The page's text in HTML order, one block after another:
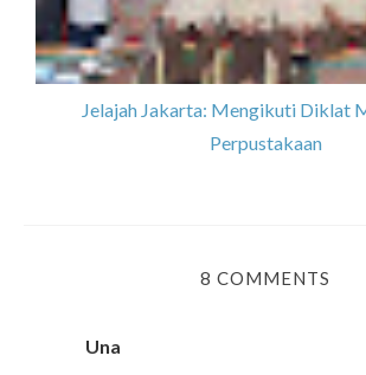
Jelajah Jakarta: Mengikuti Diklat
Perpustakaan
8 COMMENTS
Una